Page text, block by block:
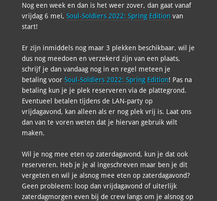
Nog een week en dan is het weer zover, dan gaat vanaf
vrijdag 6 mei, Soul-Soldiers 2022: Spring Edition van
start!
Er zijn inmiddels nog maar 3 plekken beschikbaar, wil je
dus nog meedoen en verzekerd zijn van een plaats,
schrijf je dan vandaag nog in en regel meteen je
betaling voor Soul-Soldiers 2022: Spring Edition! Pas na
betaling kun je je plek reserveren via de plattegrond.
Eventueel betalen tijdens de LAN-party op
vrijdagavond, kan alleen als er nog plek vrij is. Laat ons
dan van te voren weten dat je hiervan gebruik wilt
maken.
Wil je nog mee eten op zaterdagavond, kun je dat ook
reserveren. Heb je je al ingeschreven maar ben je dit
vergeten en wil je alsnog mee eten op zaterdagavond?
Geen probleem: loop dan vrijdagavond of uiterlijk
zaterdagmorgen even bij de crew langs om je alsnog op